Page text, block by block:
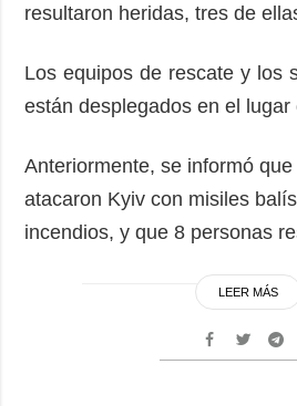
resultaron heridas, tres de
Los equipos de rescate y los
están desplegados en el lugar
Anteriormente, se informó
atacaron Kyiv con misiles
incendios, y que 8 personas
LEER MÁS